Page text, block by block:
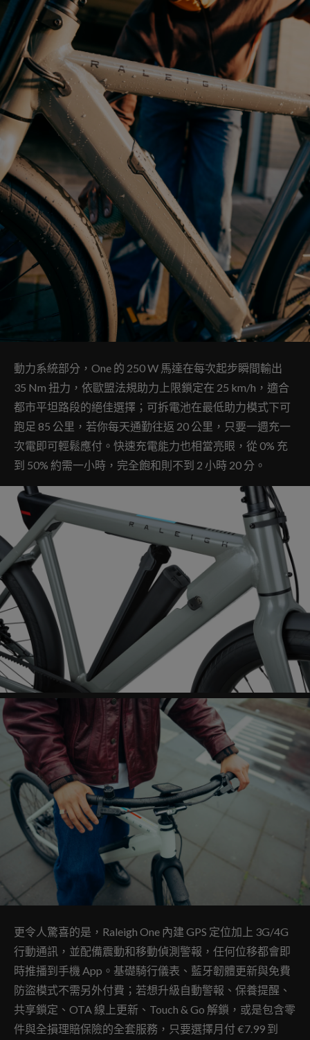
動力系統部分，One 的 250 W 馬達在每次起步瞬間輸出
35 Nm 扭力，依歐盟法規助力上限鎖定在 25 km/h，適合
都市平坦路段的絕佳選擇；可拆電池在最低助力模式下可
跑足 85 公里，若你每天通勤往返 20 公里，只要一週充一
次電即可輕鬆應付。快速充電能力也相當亮眼，從 0% 充
到 50% 約需一小時，完全飽和則不到 2 小時 20 分。
更令人驚喜的是，Raleigh One 內建 GPS 定位加上 3G/4G
行動通訊，並配備震動和移動偵測警報，任何位移都會即
時推播到手機 App。基礎騎行儀表、藍牙韌體更新與免費
防盜模式不需另外付費；若想升級自動警報、保養提醒、
共享鎖定、OTA 線上更新、Touch & Go 解鎖，或是包含零
件與全損理賠保險的全套服務，只要選擇月付 €7.99 到